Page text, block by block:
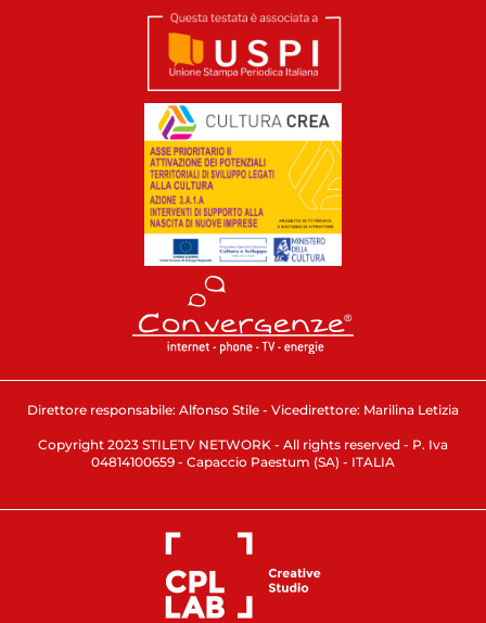
Direttore responsabile: Alfonso Stile - Vicedirettore: Marilina Letizia
Copyright 2023 STILETV NETWORK - All rights reserved - P. Iva
04814100659 - Capaccio Paestum (SA) - ITALIA